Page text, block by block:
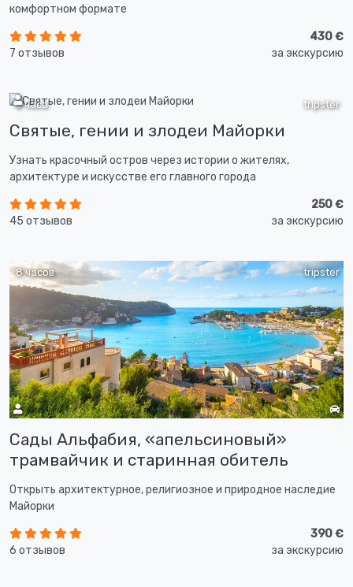
комфортном формате
7 отзывов
430 €
за экскурсию
tripster
2 часа
Святые, гении и злодеи Майорки
Узнать красочный остров через истории о жителях,
архитектуре и искусстве его главного города
45 отзывов
250 €
за экскурсию
tripster
8 часов
Сады Альфабия, «апельсиновый»
трамвайчик и старинная обитель
Открыть архитектурное, религиозное и природное наследие
Майорки
6 отзывов
390 €
за экскурсию